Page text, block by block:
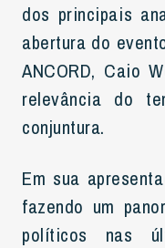
dos principais
abertura do
ANCORD, Caio
relevância do
conjuntura.
Em sua
fazendo um
políticos nas